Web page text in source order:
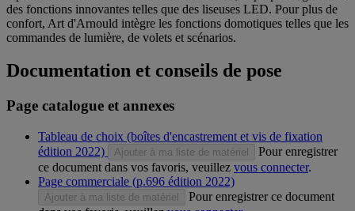
des fonctions innovantes telles que des liseuses LED. Pour plus de
confort, Art d'Arnould intègre les fonctions domotiques telles que les
commandes de lumière, de volets et scénarios.
Documentation et conseils de pose
Page catalogue et annexes
Tableau de choix (boîtes d'encastrement et vis de fixation
édition 2022)
Ajouter à ma liste de matériel
Pour enregistrer
ce document dans vos favoris, veuillez vous connecter.
Page commerciale (p.696 édition 2022)
Ajouter à ma liste de matériel
Pour enregistrer ce document